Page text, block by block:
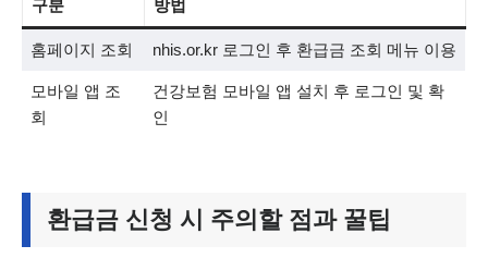
구분 방법
홈페이지 조회 nhis.or.kr 로그인 후 환급금 조회 메뉴 이용
모바일 앱 조
회
건강보험 모바일 앱 설치 후 로그인 및 확
인
환급금 신청 시 주의할 점과 꿀팁